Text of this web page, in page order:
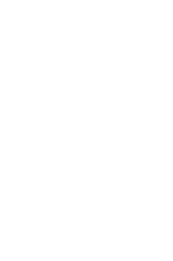
Por que
Compare-nos